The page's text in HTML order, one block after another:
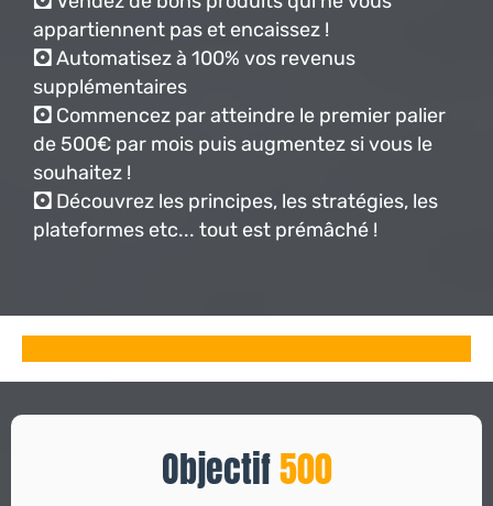
appartiennent pas et encaissez !
🖸 Automatisez à 100% vos revenus
supplémentaires
🖸 Commencez par atteindre le premier palier
de 500€ par mois puis augmentez si vous le
souhaitez !
🖸 Découvrez les principes, les stratégies, les
plateformes etc... tout est prémâché !
Objectif500